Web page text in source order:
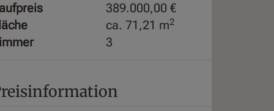
389.000,00 €
ca. 71,21 m2
3